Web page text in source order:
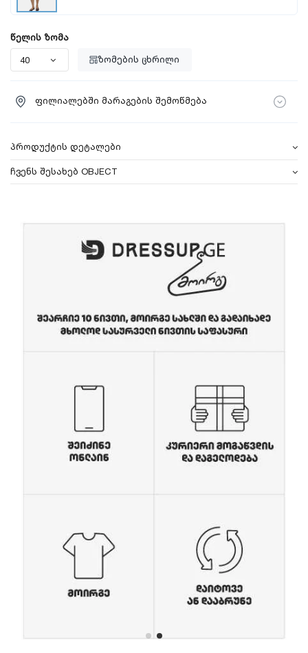
წელის ზომა
ზომების ცხრილი
ფილიალებში მარაგების შემოწმება
პროდუქტის დეტალები
ჩვენს შესახებ OBJECT